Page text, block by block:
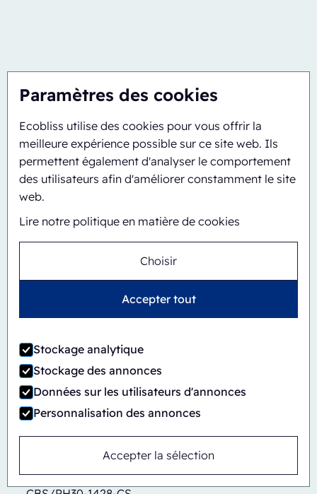
Paramètres des cookies
Ecobliss utilise des cookies pour vous offrir la
meilleure expérience possible sur ce site web. Ils
permettent également d'analyser le comportement
des utilisateurs afin d'améliorer constamment le site
web.
Lire notre politique en matière de cookies
Choisir
Accepter tout
Stockage analytique
Stockage des annonces
Données sur les utilisateurs d'annonces
Personnalisation des annonces
Accepter la sélection
Semi-automatique Rotary
ERB/PH4-1418-CS
AutomatiqueEn ligne